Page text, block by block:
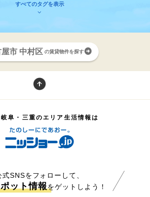
すべてのタグを表示
市 中村区 の賃貸物件を探す
阜・三重のエリア生活情報は
式SNSをフォローして、
ット情報をゲットしよう！